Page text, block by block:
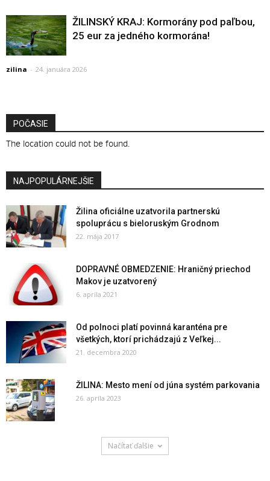
ŽILINSKÝ KRAJ: Kormorány pod paľbou,
25 eur za jedného kormorána!
zilina - 24. januára 2026
POČASIE
The location could not be found.
NAJPOPULÁRNEJŠIE
Žilina oficiálne uzatvorila partnerskú
spoluprácu s bieloruským Grodnom
22. mája 2017
DOPRAVNÉ OBMEDZENIE: Hraničný priechod
Makov je uzatvorený
6. apríla 2021
Od polnoci platí povinná karanténa pre
všetkých, ktorí prichádzajú z Veľkej...
21. decembra 2020
ŽILINA: Mesto mení od júna systém parkovania
26. apríla 2023
Načítať ďalšie